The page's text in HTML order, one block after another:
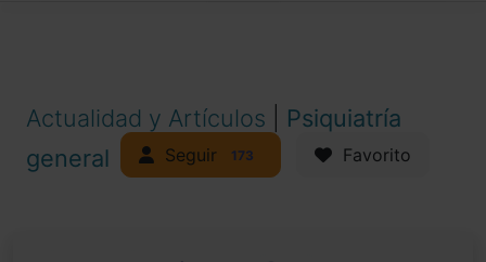
Actualidad y Artículos
Psiquiatría
general
Seguir 173 Favorito